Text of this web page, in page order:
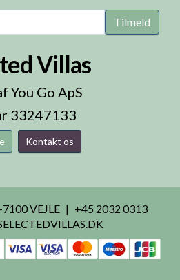
Tilmeld
Villas
You Go ApS
33247133
Kontakt os
VEJLE
+45 2032 0313